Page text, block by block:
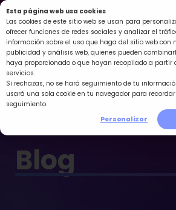
Esta página web usa cookies
Las cookies de este sitio web se usan para
ofrecer funciones de redes sociales y analizar el
información sobre el uso que haga del sitio web con
publicidad y análisis web, quienes pueden
haya proporcionado o que hayan recopilado a partir
servicios.
Si rechazas, no se hará seguimiento de tu
usará una sola cookie en tu navegador para
seguimiento.
Personalizar
Ir
al
contenido
Blog